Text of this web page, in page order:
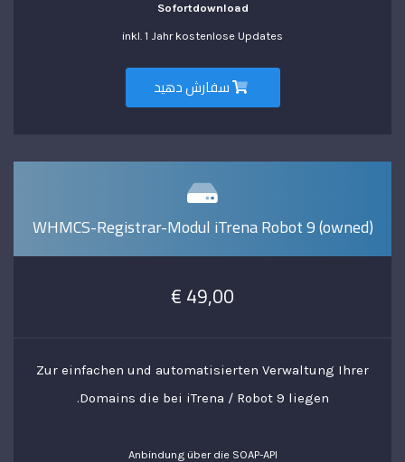
Sofortdownload
inkl. 1 Jahr kostenlose Updates
سفارش دهید
WHMCS-Registrar-Modul iTrena Robot 9 (owned)
49,00 €
Zur einfachen und automatisierten Verwaltung Ihrer
Domains die bei iTrena / Robot 9 liegen.
Anbindung über die SOAP-API